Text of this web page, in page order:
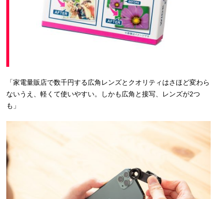
「家電量販店で数千円する広角レンズとクオリティはさほど変わら
ないうえ、軽くて使いやすい。しかも広角と接写、レンズが2つ
も」